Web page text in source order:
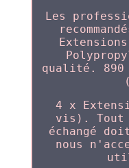
Les
qualité. 890
4 x
vis). Tout
échangé
nous